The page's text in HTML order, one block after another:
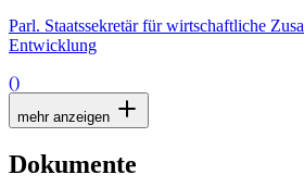
Parl. Staatssekretär für wirtschaftliche
Entwicklung
()
mehr anzeigen
Dokumente